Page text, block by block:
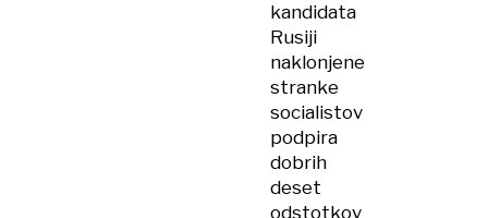
kandidata
Rusiji
naklonjene
stranke
socialistov
podpira
dobrih
deset
odstotkov